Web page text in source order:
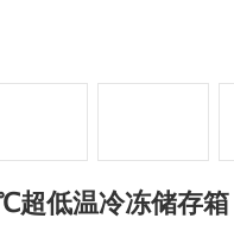
超低温冷冻储存箱